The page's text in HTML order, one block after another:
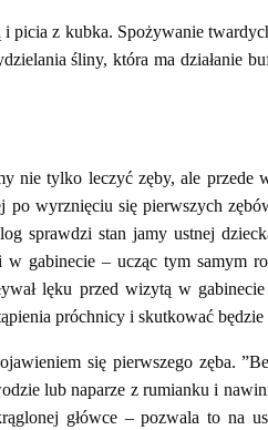
picia z kubka. Spożywanie
śliny, która ma działanie
nie tylko leczyć zęby, ale przede
wyrznięciu się pierwszych
sprawdzi stan jamy ustnej
gabinecie – ucząc tym samym
lęku przed wizytą w
próchnicy i skutkować będzie
się pierwszego zęba.
lub naparze z rumianku i
główce – pozwala to na